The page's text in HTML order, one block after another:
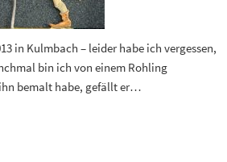
in Kulmbach – leider habe ich vergessen,
bin ich von einem Rohling
bemalt habe, gefällt er…